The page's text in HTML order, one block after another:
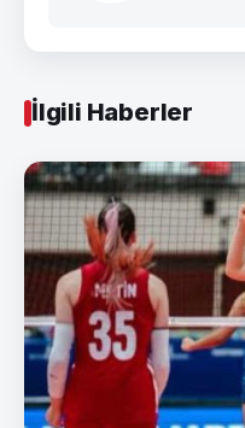
İlgili Haberler